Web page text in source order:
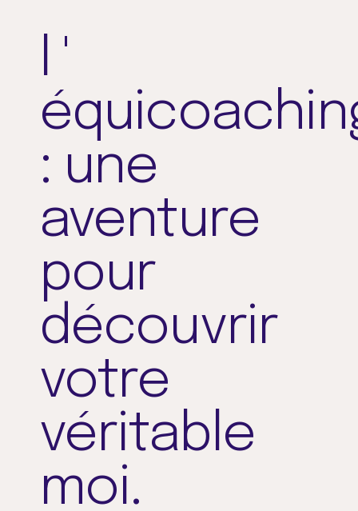
l '
: une
aventure
pour
découvrir
votre
véritable
moi.